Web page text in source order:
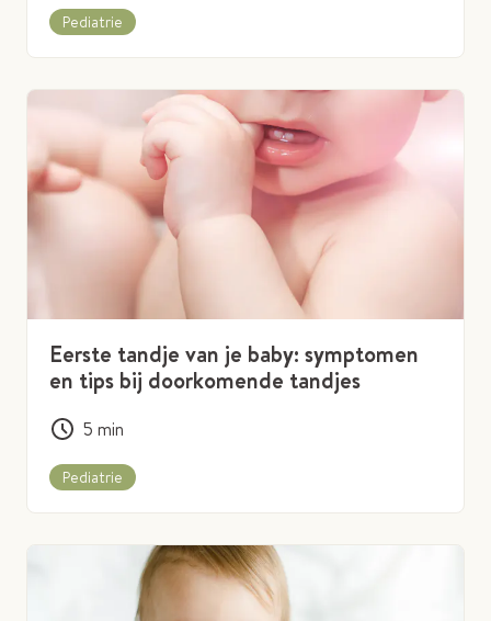
Pediatrie
Eerste tandje van je baby: symptomen
en tips bij doorkomende tandjes
5 min
Pediatrie